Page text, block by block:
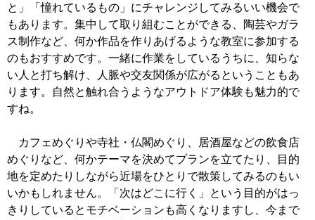
と」「憧れているもの」にチャレンジしてみるいい機会で
もあります。集中して取り組むことができる、陶芸やガラ
ス制作など、何か作品を作りあげるような教室に参加する
のもおすすめです。一緒に作業をしているうちに、知らな
い人と打ち解け、人脈や交友関係が広がるということもあ
ります。自然と触れ合うようなアウトドア体験も魅力的で
すね。
カフェめぐりや寺社・仏閣めぐり、居酒屋などの飲食店
めぐりなど、何かテーマを決めてプランを立てたり、目的
地を定めたりしながら近場をひとりで散策してみるのもい
いかもしれません。「次はどこに行く」という目的がはっ
きりしているとモチベーションも高くなりますし、今まで